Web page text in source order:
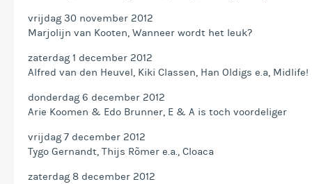
vrijdag 30 november 2012
Marjolijn van Kooten, Wanneer wordt het leuk?
zaterdag 1 december 2012
Alfred van den Heuvel, Kiki Classen, Han Oldigs e.a, Midlife!
donderdag 6 december 2012
Arie Koomen & Edo Brunner, E & A is toch voordeliger
vrijdag 7 december 2012
Tygo Gernandt, Thijs Rõmer e.a., Cloaca
zaterdag 8 december 2012